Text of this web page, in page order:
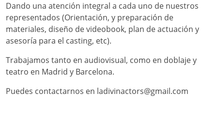
Dando una atención integral a cada uno de nuestros
representados (Orientación, y preparación de
materiales, diseño de videobook, plan de actuación y
asesoría para el casting, etc).
Trabajamos tanto en audiovisual, como en doblaje y
teatro en Madrid y Barcelona.
Puedes contactarnos en ladivinactors@gmail.com